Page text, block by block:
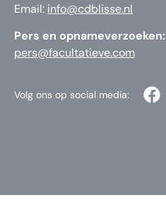
Email: info@cdblisse.nl
Pers en opnameverzoeken:
pers@facultatieve.com
Volg ons op social media: